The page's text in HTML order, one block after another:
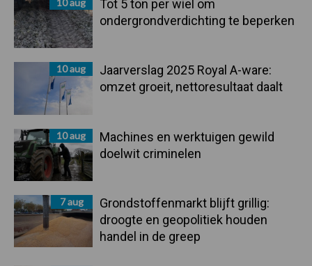
10 aug
Tot 5 ton per wiel om
ondergrondverdichting te beperken
10 aug
Jaarverslag 2025 Royal A-ware:
omzet groeit, nettoresultaat daalt
10 aug
Machines en werktuigen gewild
doelwit criminelen
7 aug
Grondstoffenmarkt blijft grillig:
droogte en geopolitiek houden
handel in de greep